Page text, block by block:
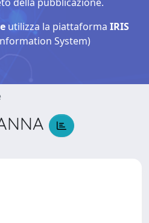
utilizza la piattaforma IRIS
System)